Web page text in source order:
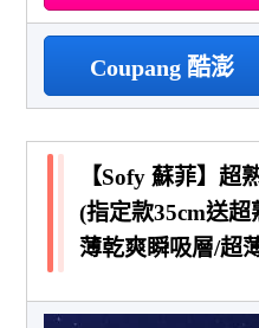
Coupang 酷澎
【Sofy 蘇菲】超
(指定款35cm送
薄乾爽瞬吸層/超